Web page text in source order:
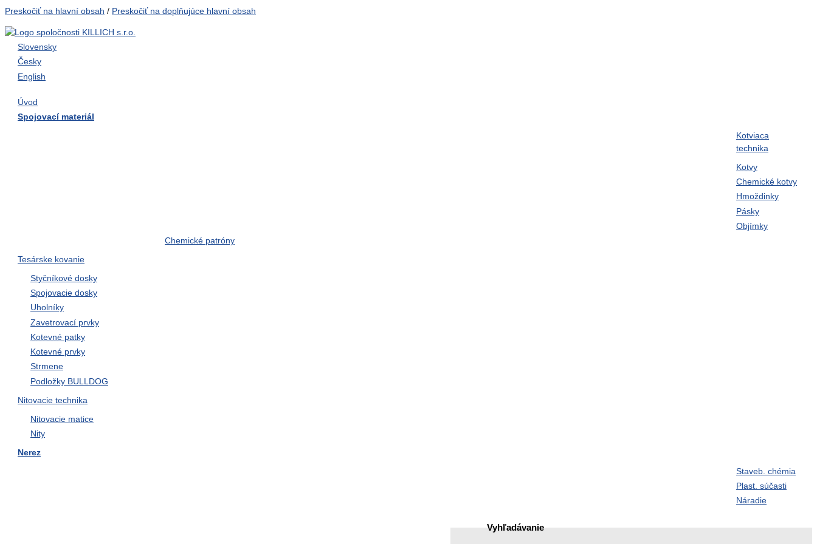
Preskočiť na hlavní obsah / Preskočiť na doplňujúce hlavní obsah
Slovensky
Česky
English
Úvod
Spojovací materiál
Kotviaca
technika
Kotvy
Chemické kotvy
Hmoždinky
Pásky
Objímky
Chemické patróny
Tesárske kovanie
Styčníkové dosky
Spojovacie dosky
Uholníky
Zavetrovací prvky
Kotevné patky
Kotevné prvky
Strmene
Podložky BULLDOG
Nitovacie technika
Nitovacie matice
Nity
Nerez
Staveb. chémia
Plast. súčasti
Náradie
Vyhľadávanie